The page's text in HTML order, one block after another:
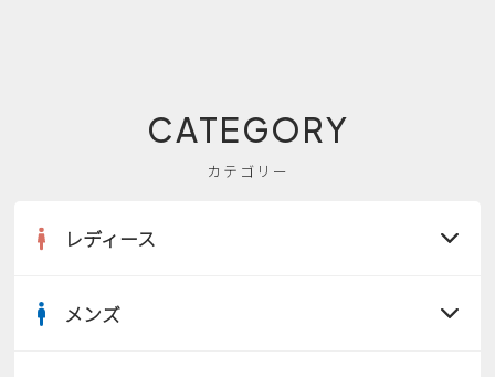
CATEGORY
カテゴリー
レディース
メンズ